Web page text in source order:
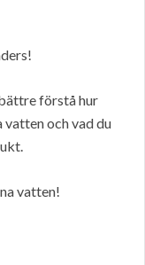
förstå hur
och vad du
vatten!